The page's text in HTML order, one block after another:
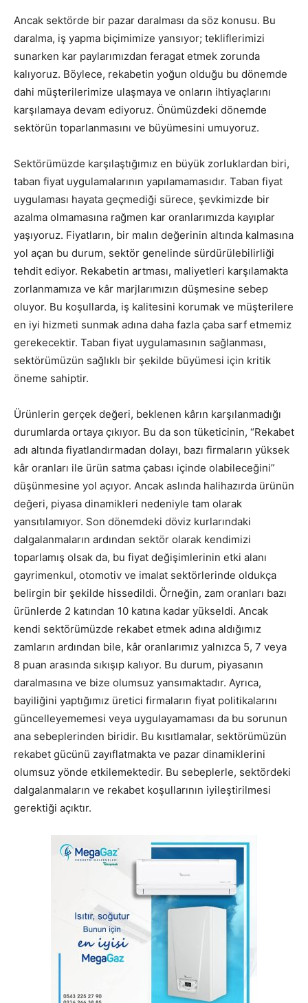
Ancak sektörde bir pazar daralması da söz konusu. Bu
daralma, iş yapma biçimimize yansıyor; tekliflerimizi
sunarken kar paylarımızdan feragat etmek zorunda
kalıyoruz. Böylece, rekabetin yoğun olduğu bu dönemde
dahi müşterilerimize ulaşmaya ve onların ihtiyaçlarını
karşılamaya devam ediyoruz. Önümüzdeki dönemde
sektörün toparlanmasını ve büyümesini umuyoruz.
Sektörümüzde karşılaştığımız en büyük zorluklardan biri,
taban fiyat uygulamalarının yapılamamasıdır. Taban fiyat
uygulaması hayata geçmediği sürece, şevkimizde bir
azalma olmamasına rağmen kar oranlarımızda kayıplar
yaşıyoruz. Fiyatların, bir malın değerinin altında kalmasına
yol açan bu durum, sektör genelinde sürdürülebilirliği
tehdit ediyor. Rekabetin artması, maliyetleri karşılamakta
zorlanmamıza ve kâr marjlarımızın düşmesine sebep
oluyor. Bu koşullarda, iş kalitesini korumak ve müşterilere
en iyi hizmeti sunmak adına daha fazla çaba sarf etmemiz
gerekecektir. Taban fiyat uygulamasının sağlanması,
sektörümüzün sağlıklı bir şekilde büyümesi için kritik
öneme sahiptir.
Ürünlerin gerçek değeri, beklenen kârın karşılanmadığı
durumlarda ortaya çıkıyor. Bu da son tüketicinin, “Rekabet
adı altında fiyatlandırmadan dolayı, bazı firmaların yüksek
kâr oranları ile ürün satma çabası içinde olabileceğini”
düşünmesine yol açıyor. Ancak aslında halihazırda ürünün
değeri, piyasa dinamikleri nedeniyle tam olarak
yansıtılamıyor. Son dönemdeki döviz kurlarındaki
dalgalanmaların ardından sektör olarak kendimizi
toparlamış olsak da, bu fiyat değişimlerinin etki alanı
gayrimenkul, otomotiv ve imalat sektörlerinde oldukça
belirgin bir şekilde hissedildi. Örneğin, zam oranları bazı
ürünlerde 2 katından 10 katına kadar yükseldi. Ancak
kendi sektörümüzde rekabet etmek adına aldığımız
zamların ardından bile, kâr oranlarımız yalnızca 5, 7 veya
8 puan arasında sıkışıp kalıyor. Bu durum, piyasanın
daralmasına ve bize olumsuz yansımaktadır. Ayrıca,
bayiliğini yaptığımız üretici firmaların fiyat politikalarını
güncelleyememesi veya uygulayamaması da bu sorunun
ana sebeplerinden biridir. Bu kısıtlamalar, sektörümüzün
rekabet gücünü zayıflatmakta ve pazar dinamiklerini
olumsuz yönde etkilemektedir. Bu sebeplerle, sektördeki
dalgalanmaların ve rekabet koşullarının iyileştirilmesi
gerektiği açıktır.